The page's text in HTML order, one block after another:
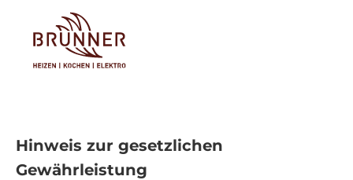
Hinweis zur gesetzlichen
Gewährleistung